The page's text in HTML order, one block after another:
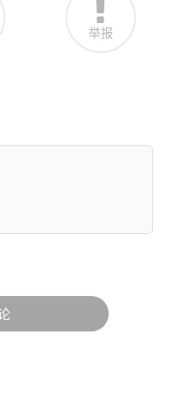
举报